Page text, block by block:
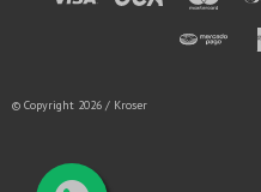
© Copyright 2026 / Kroser